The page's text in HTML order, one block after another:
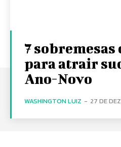
7 sobremesas
para atrair
Ano-Novo
WASHINGTON LUIZ - 27 DE